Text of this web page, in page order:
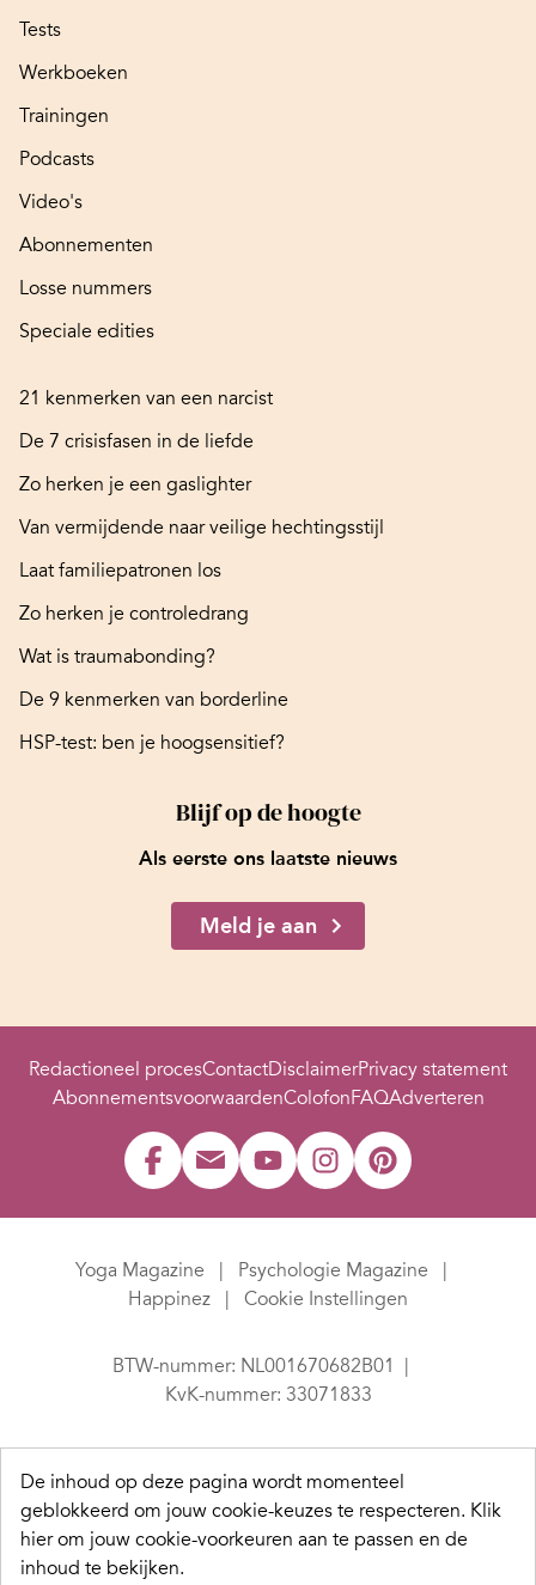
Tests
Werkboeken
Trainingen
Podcasts
Video's
Abonnementen
Losse nummers
Speciale edities
21 kenmerken van een narcist
De 7 crisisfasen in de liefde
Zo herken je een gaslighter
Van vermijdende naar veilige hechtingsstijl
Laat familiepatronen los
Zo herken je controledrang
Wat is traumabonding?
De 9 kenmerken van borderline
HSP-test: ben je hoogsensitief?
Blijf op de hoogte
Als eerste ons laatste nieuws
Meld je aan
Redactioneel procesContactDisclaimerPrivacy statement
AbonnementsvoorwaardenColofonFAQAdverteren
Yoga Magazine
Psychologie Magazine
Happinez
Cookie Instellingen
BTW-nummer: NL001670682B01
KvK-nummer: 33071833
De inhoud op deze pagina wordt momenteel
geblokkeerd om jouw cookie-keuzes te respecteren. Klik
hier om jouw cookie-voorkeuren aan te passen en de
inhoud te bekijken.